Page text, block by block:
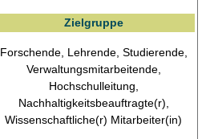
Zielgruppe
Forschende, Lehrende, Studierende,
Verwaltungsmitarbeitende,
Hochschulleitung,
Nachhaltigkeitsbeauftragte(r),
Wissenschaftliche(r) Mitarbeiter(in)